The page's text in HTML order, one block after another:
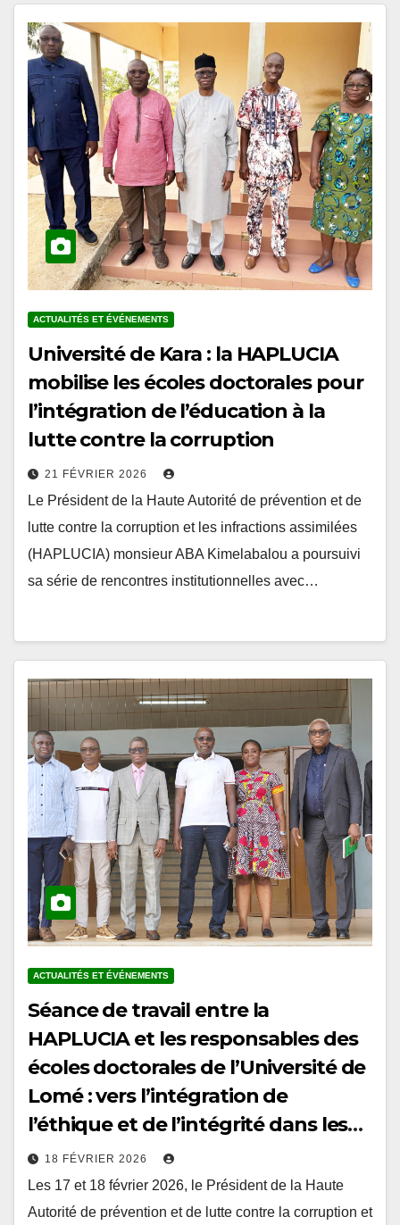
Université de Kara : la HAPLUCIA
mobilise les écoles doctorales pour
l’intégration de l’éducation à la
lutte contre la corruption
Le Président de la Haute Autorité de prévention et de
lutte contre la corruption et les infractions assimilées
(HAPLUCIA) monsieur ABA Kimelabalou a poursuivi
sa série de rencontres institutionnelles avec…
Séance de travail entre la
HAPLUCIA et les responsables des
écoles doctorales de l’Université de
Lomé : vers l’intégration de
l’éthique et de l’intégrité dans les
curricula doctoraux au Togo
18 FÉVRIER 2026
Les 17 et 18 février 2026, le Président de la Haute
Autorité de prévention et de lutte contre la corruption et
les infractions assimilées (HAPLUCIA), Monsieur ABA